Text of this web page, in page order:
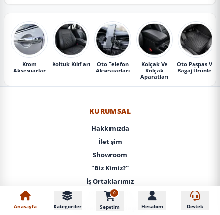
Krom
Aksesuarlar
Koltuk Kılıfları
Oto Telefon
Aksesuarları
Kolçak Ve
Kolçak
Aparatları
Oto Paspas Ve
Bagaj Ürünleri
KURUMSAL
Hakkımızda
İletişim
Showroom
“Biz Kimiz?”
İş Ortaklarımız
KVKK / Gizlilik
Mesafeli Satış Sözleşmesi
Anasayfa Kategoriler
0
Sepetim Hesabım Destek